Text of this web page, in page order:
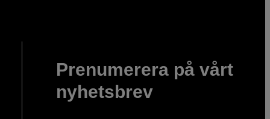
Prenumerera på vårt
nyhetsbrev